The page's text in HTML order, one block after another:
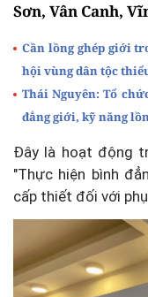
Sơn, Vân Canh,
Cần lồng ghép giới
hội vùng dân tộc
Thái Nguyên: Tổ
đẳng giới, kỹ năng
Đây là hoạt động
"Thực hiện bình
cấp thiết đối với